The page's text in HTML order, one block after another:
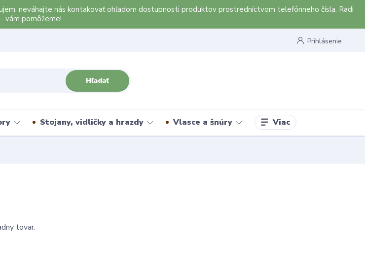
neváhajte nás kontakovať ohľadom dostupnosti produktov prostredníctvom telefónneho čísla. Radi
vám pomôžeme!
Prihlásenie
Hľadať
Stojany, vidličky a hrazdy Vlasce a šnúry Viac
tovar.